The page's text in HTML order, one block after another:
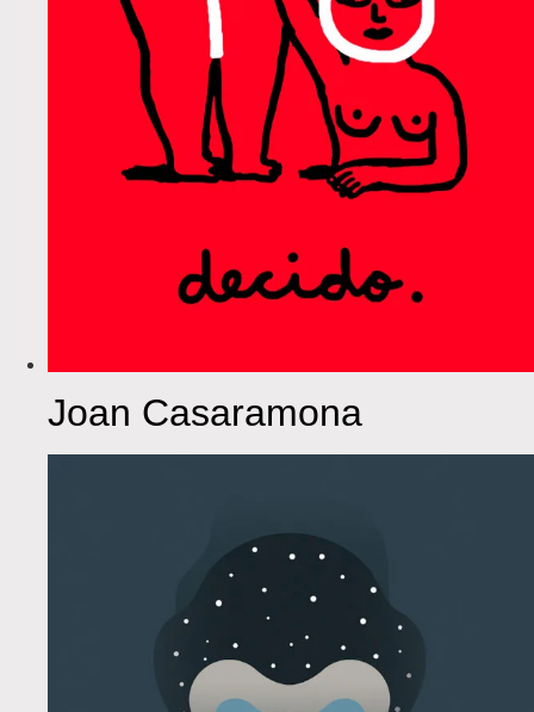
Joan Casaramona